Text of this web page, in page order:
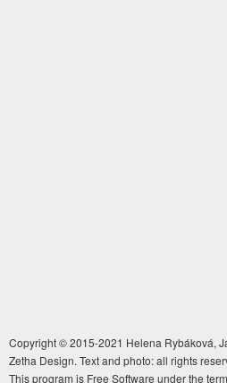
Copyright © 2015-2021 Helena Rybáková,
Zetha Design. Text and photo: all rights
This program is Free Software under the